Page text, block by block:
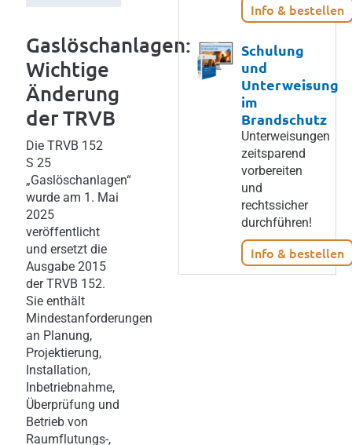
Gaslöschanlagen:
Wichtige
Änderung
der TRVB
Die TRVB 152
S 25
„Gaslöschanlagen“
wurde am 1. Mai
2025
veröffentlicht
und ersetzt die
Ausgabe 2015
der TRVB 152.
Sie enthält
Mindestanforderungen
an Planung,
Projektierung,
Installation,
Inbetriebnahme,
Überprüfung und
Betrieb von
Raumflutungs-,
Info & bestellen
Schulung
und
Unterweisung
im
Brandschutz
Unterweisungen
zeitsparend
vorbereiten
und
rechtssicher
durchführen!
Info & bestellen